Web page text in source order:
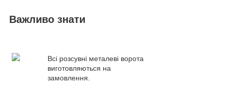
Важливо знати
Всі розсувні металеві ворота
виготовляються на
замовлення.